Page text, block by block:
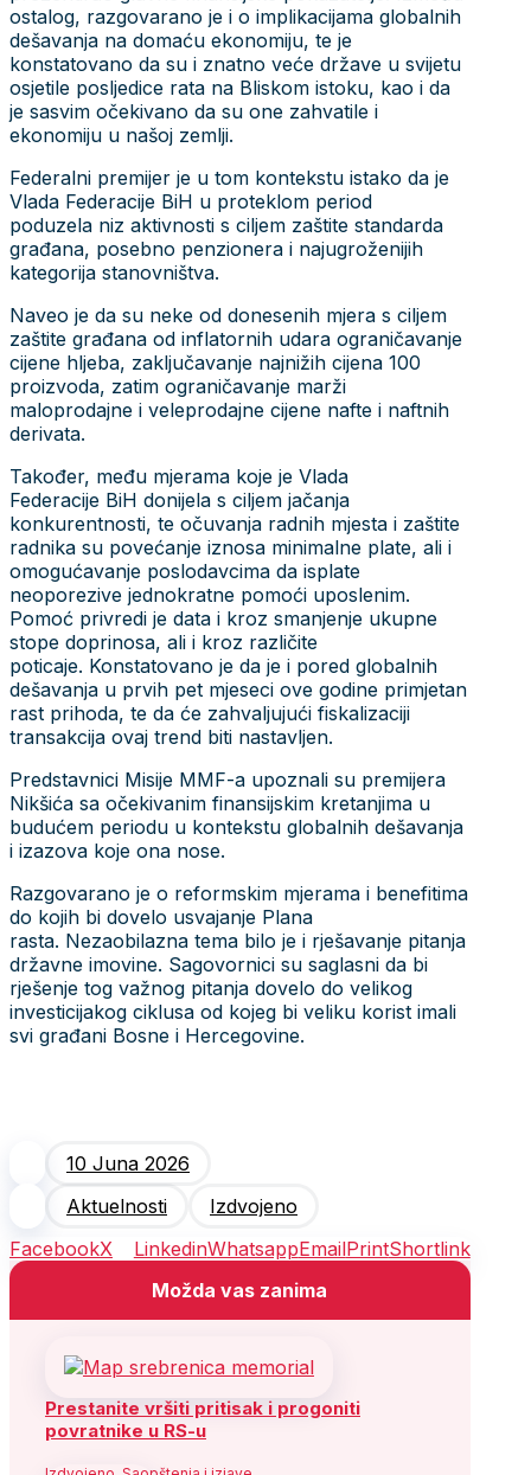
ostalog, razgovarano je i o implikacijama globalnih
dešavanja na domaću ekonomiju, te je
konstatovano da su i znatno veće države u svijetu
osjetile posljedice rata na Bliskom istoku, kao i da
je sasvim očekivano da su one zahvatile i
ekonomiju u našoj zemlji.
Federalni premijer je u tom kontekstu istako da je
Vlada Federacije BiH u proteklom period
poduzela niz aktivnosti s ciljem zaštite standarda
građana, posebno penzionera i najugroženijih
kategorija stanovništva.
Naveo je da su neke od donesenih mjera s ciljem
zaštite građana od inflatornih udara ograničavanje
cijene hljeba, zaključavanje najnižih cijena 100
proizvoda, zatim ograničavanje marži
maloprodajne i veleprodajne cijene nafte i naftnih
derivata.
Također, među mjerama koje je Vlada
Federacije BiH donijela s ciljem jačanja
konkurentnosti, te očuvanja radnih mjesta i zaštite
radnika su povećanje iznosa minimalne plate, ali i
omogućavanje poslodavcima da isplate
neoporezive jednokratne pomoći uposlenim.
Pomoć privredi je data i kroz smanjenje ukupne
stope doprinosa, ali i kroz različite
poticaje. Konstatovano je da je i pored globalnih
dešavanja u prvih pet mjeseci ove godine primjetan
rast prihoda, te da će zahvaljujući fiskalizaciji
transakcija ovaj trend biti nastavljen.
Predstavnici Misije MMF-a upoznali su premijera
Nikšića sa očekivanim finansijskim kretanjima u
budućem periodu u kontekstu globalnih dešavanja
i izazova koje ona nose.
Razgovarano je o reformskim mjerama i benefitima
do kojih bi dovelo usvajanje Plana
rasta. Nezaobilazna tema bilo je i rješavanje pitanja
državne imovine. Sagovornici su saglasni da bi
rješenje tog važnog pitanja dovelo do velikog
investicijakog ciklusa od kojeg bi veliku korist imali
svi građani Bosne i Hercegovine.
10 Juna 2026
Aktuelnosti
Izdvojeno
FacebookX LinkedinWhatsappEmailPrintShortlink
Možda vas zanima
Prestanite vršiti pritisak i progoniti
povratnike u RS-u